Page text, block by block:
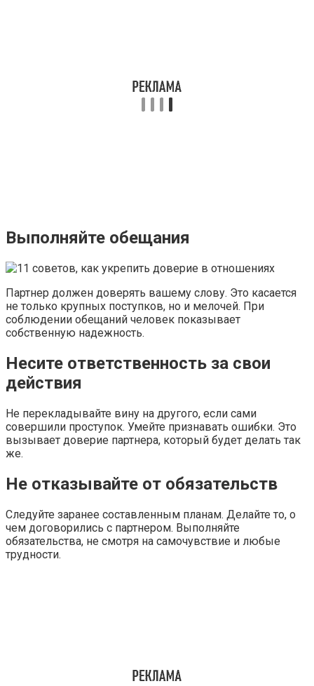
Выполняйте обещания
Партнер должен доверять вашему слову. Это касается
не только крупных поступков, но и мелочей. При
соблюдении обещаний человек показывает
собственную надежность.
Несите ответственность за свои
действия
Не перекладывайте вину на другого, если сами
совершили проступок. Умейте признавать ошибки. Это
вызывает доверие партнера, который будет делать так
же.
Не отказывайте от обязательств
Следуйте заранее составленным планам. Делайте то, о
чем договорились с партнером. Выполняйте
обязательства, не смотря на самочувствие и любые
трудности.